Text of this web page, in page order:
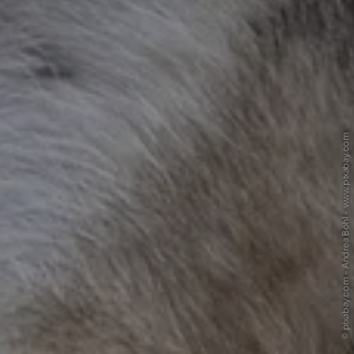
© pixabay.com - Andrea Bohl - www.pixabay.com